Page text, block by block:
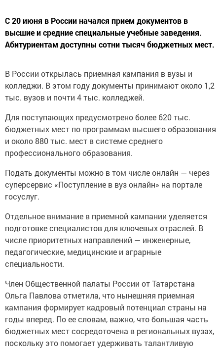
С 20 июня в России начался прием документов в
высшие и средние специальные учебные заведения.
Абитуриентам доступны сотни тысяч бюджетных мест.
В России открылась приемная кампания в вузы и
колледжи. В этом году документы принимают около 1,2
тыс. вузов и почти 4 тыс. колледжей.
Для поступающих предусмотрено более 620 тыс.
бюджетных мест по программам высшего образования
и около 880 тыс. мест в системе среднего
профессионального образования.
Подать документы можно в том числе онлайн — через
суперсервис «Поступление в вуз онлайн» на портале
госуслуг.
Отдельное внимание в приемной кампании уделяется
подготовке специалистов для ключевых отраслей. В
числе приоритетных направлений — инженерные,
педагогические, медицинские и аграрные
специальности.
Член Общественной палаты России от Татарстана
Ольга Павлова отметила, что нынешняя приемная
кампания формирует кадровый потенциал страны на
годы вперед. По ее словам, важно, что большая часть
бюджетных мест сосредоточена в региональных вузах,
поскольку это помогает удерживать талантливую